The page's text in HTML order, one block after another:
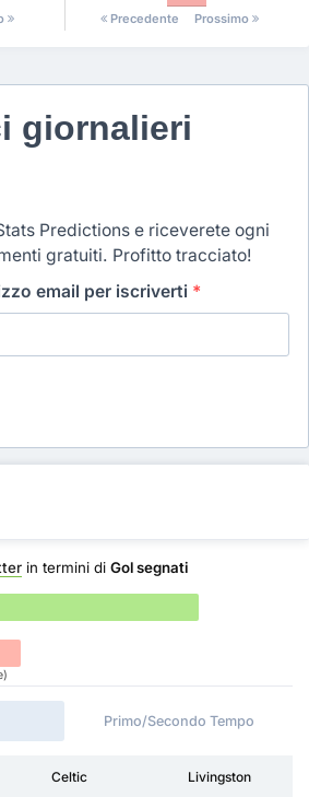
Precedente Prossimo
giornalieri
Predictions e riceverete ogni
gratuiti. Profitto tracciato!
email per iscriverti *
in termini di Gol segnati
Primo/Secondo Tempo
Celtic Livingston